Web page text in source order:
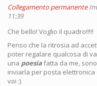
Collegamento permanente
11:39
Che bello! Voglio il quadro!!!!!
Penso che la ritrosia ad
poter regalare qualcosa di
una poesiafatta da me,
inviarla per posta elettronica
voi :)